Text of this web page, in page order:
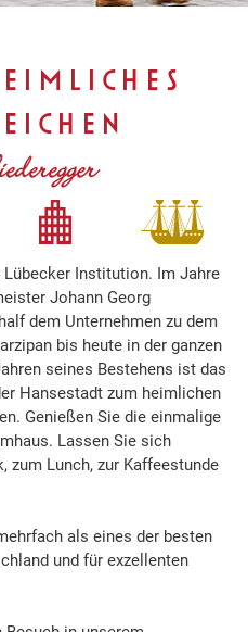
Inhalt
Institution. Im Jahre
Johann Georg
dem Unternehmen zu dem
bis heute in der ganzen
seines Bestehens ist das
Hansestadt zum heimlichen
Genießen Sie die einmalige
Lassen Sie sich
zum Lunch, zur Kaffeestunde
als eines der besten
und für exzellenten